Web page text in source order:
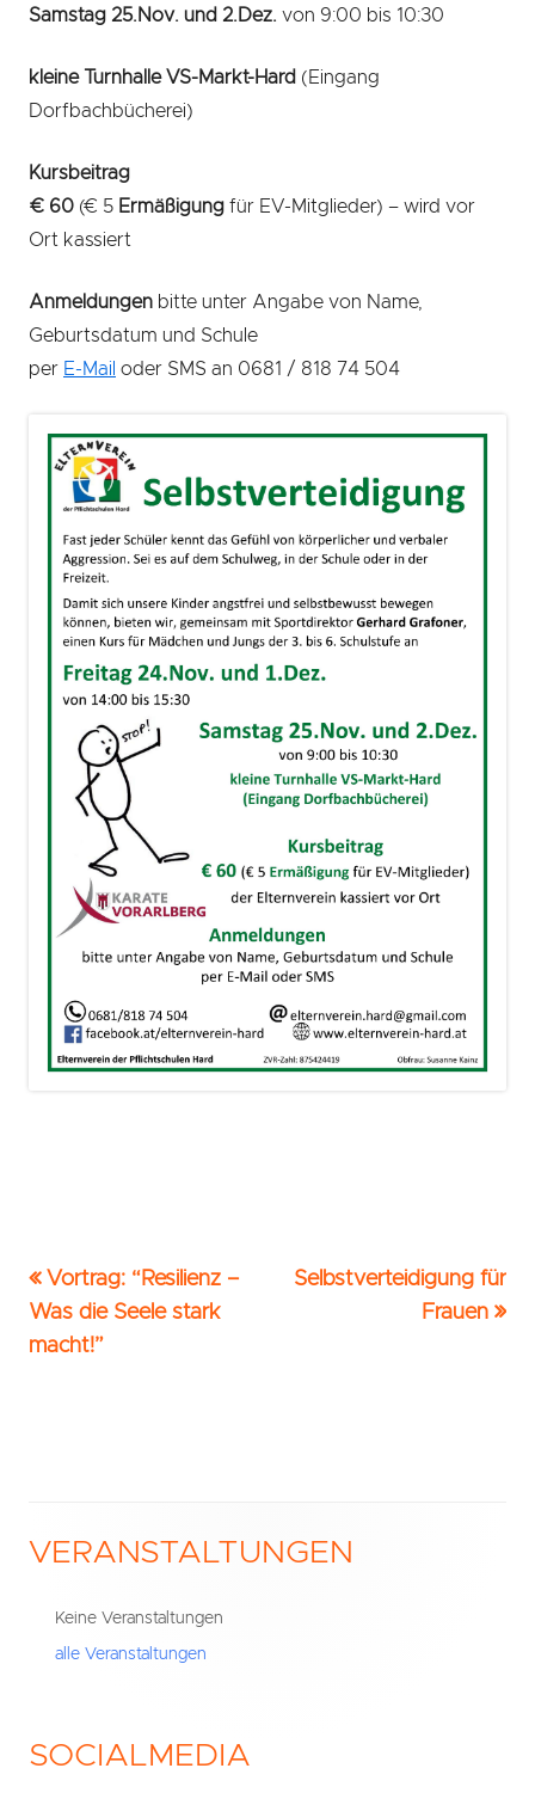
Samstag 25.Nov. und 2.Dez. von 9:00 bis 10:30
kleine Turnhalle VS-Markt-Hard (Eingang
Dorfbachbücherei)
Kursbeitrag
€ 60 (€ 5 Ermäßigung für EV-Mitglieder) – wird vor
Ort kassiert
Anmeldungen bitte unter Angabe von Name,
Geburtsdatum und Schule
per E-Mail oder SMS an 0681 / 818 74 504
Beitrags-
Navigation
Vorheriger
Beitrag:
Vortrag: “Resilienz –
Was die Seele stark
macht!”
Nächster
Selbstverteidigung für
Frauen
Haupt-
Seitenleiste
VERANSTALTUNGEN
Keine Veranstaltungen
alle Veranstaltungen
SOCIALMEDIA